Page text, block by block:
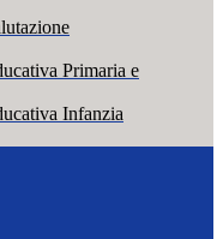
Primaria e
Infanzia